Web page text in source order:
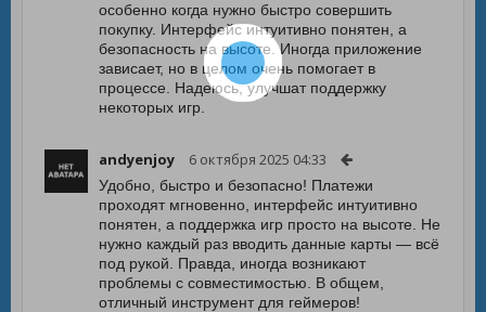
особенно когда нужно быстро совершить
покупку. Интерфейс интуитивно понятен, а
безопасность на высоте. Иногда приложение
зависает, но в целом очень помогает в
процессе. Надеюсь, улучшат поддержку
некоторых игр.
andyenjoy 6 октября 2025 04:33
Удобно, быстро и безопасно! Платежи
проходят мгновенно, интерфейс интуитивно
понятен, а поддержка игр просто на высоте. Не
нужно каждый раз вводить данные карты — всё
под рукой. Правда, иногда возникают
проблемы с совместимостью. В общем,
отличный инструмент для геймеров!